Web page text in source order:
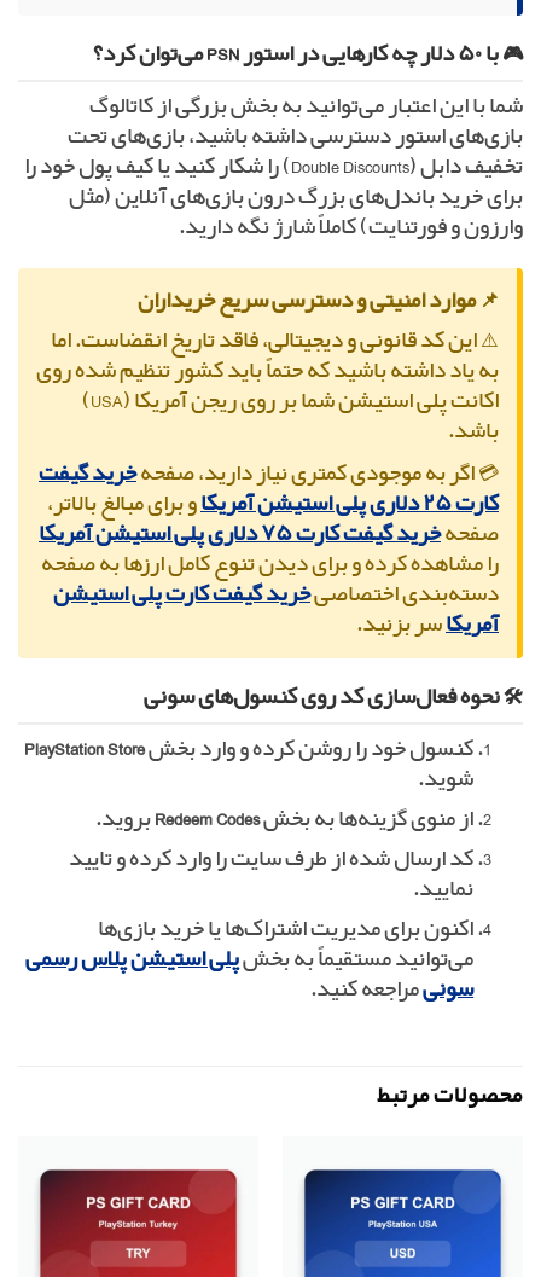
🎮 با ۵۰ دلار چه کارهایی در استور PSN می‌توان کرد؟
شما با این اعتبار می‌توانید به بخش بزرگی از کاتالوگ
بازی‌های استور دسترسی داشته باشید، بازی‌های تحت
تخفیف دابل (Double Discounts) را شکار کنید یا کیف پول خود را
برای خرید باندل‌های بزرگ درون بازی‌های آنلاین (مثل
وارزون و فورتنایت) کاملاً شارژ نگه دارید.
📌 موارد امنیتی و دسترسی سریع خریداران
⚠️ این کد قانونی و دیجیتالی، فاقد تاریخ انقضاست. اما
به یاد داشته باشید که حتماً باید کشور تنظیم شده روی
اکانت پلی استیشن شما بر روی ریجن آمریکا (USA)
باشد.
💳 اگر به موجودی کمتری نیاز دارید، صفحهخرید گیفت
کارت ۲۵ دلاری پلی استیشن آمریکا
و برای مبالغ بالاتر،
صفحهخرید گیفت کارت ۷۵ دلاری پلی استیشن آمریکا
را مشاهده کرده و برای دیدن تنوع کامل ارزها به صفحه
دسته‌بندی اختصاصیخرید گیفت کارت پلی استیشن
آمریکاسر بزنید.
🛠️ نحوه فعال‌سازی کد روی کنسول‌های سونی
کنسول خود را روشن کرده و وارد بخشPlayStation Store
شوید.
از منوی گزینه‌ها به بخشRedeem Codesبروید.
کد ارسال شده از طرف سایت را وارد کرده و تایید
نمایید.
اکنون برای مدیریت اشتراک‌ها یا خرید بازی‌ها
می‌توانید مستقیماً به بخشپلی استیشن پلاس رسمی
سونیمراجعه کنید.
محصولات مرتبط